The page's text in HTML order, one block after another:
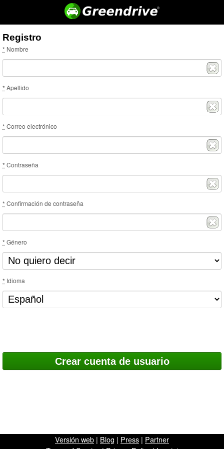
Registro
* Nombre
* Apellido
* Correo electrónico
* Contraseña
* Confirmación de contraseña
* Género
* Idioma
Versión web | Blog | Press | Partner